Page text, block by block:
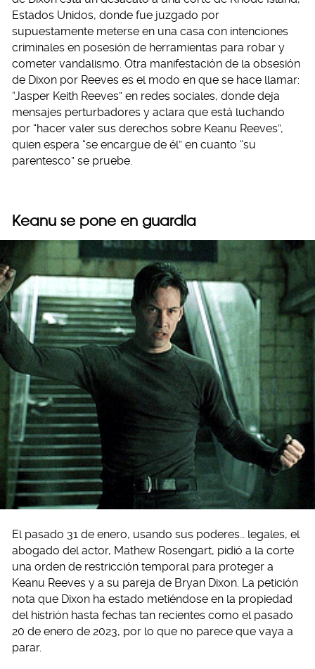
Estados Unidos, donde fue juzgado por
supuestamente meterse en una casa con intenciones
criminales en posesión de herramientas para robar y
cometer vandalismo. Otra manifestación de la obsesión
de Dixon por Reeves es el modo en que se hace llamar:
“Jasper Keith Reeves” en redes sociales, donde deja
mensajes perturbadores y aclara que está luchando
por “hacer valer sus derechos sobre Keanu Reeves”,
quien espera “se encargue de él” en cuanto “su
parentesco” se pruebe.
Keanu se pone en guardia
El pasado 31 de enero, usando sus poderes… legales, el
abogado del actor, Mathew Rosengart, pidió a la corte
una orden de restricción temporal para proteger a
Keanu Reeves y a su pareja de Bryan Dixon. La petición
nota que Dixon ha estado metiéndose en la propiedad
del histrión hasta fechas tan recientes como el pasado
20 de enero de 2023, por lo que no parece que vaya a
parar.